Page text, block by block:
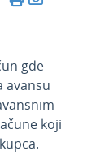
gde
avansu
koji